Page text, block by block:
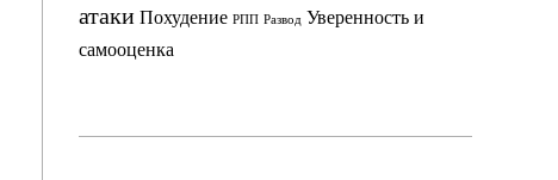
атаки Похудение РПП Развод Уверенность и
самооценка